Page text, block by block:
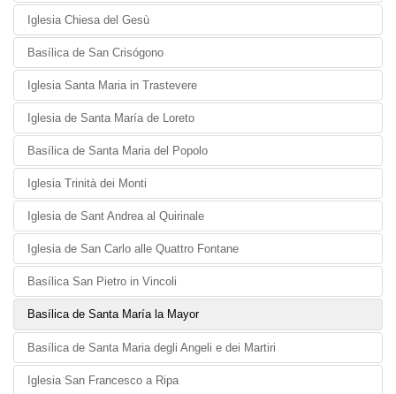
Iglesia Chiesa del Gesù
Basílica de San Crisógono
Iglesia Santa Maria in Trastevere
Iglesia de Santa María de Loreto
Basílica de Santa Maria del Popolo
Iglesia Trinità dei Monti
Iglesia de Sant Andrea al Quirinale
Iglesia de San Carlo alle Quattro Fontane
Basílica San Pietro in Vincoli
Basílica de Santa María la Mayor
Basílica de Santa Maria degli Angeli e dei Martiri
Iglesia San Francesco a Ripa